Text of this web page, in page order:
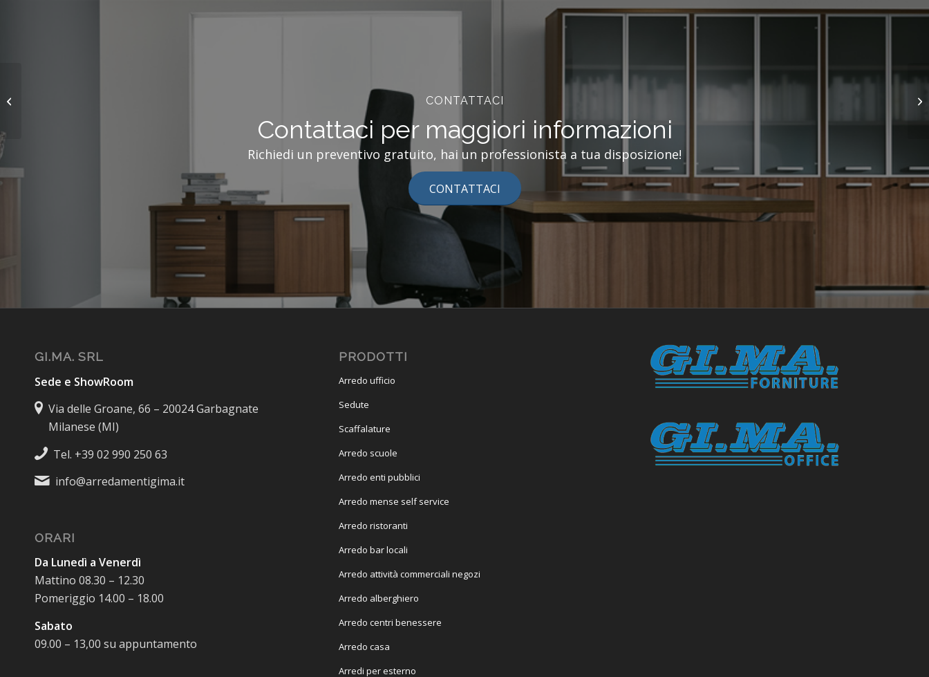
CONTATTACI
Contattaci per maggiori informazioni
Richiedi un preventivo gratuito, hai un professionista a tua disposizione!
CONTATTACI
GI.MA. SRL
Sede e ShowRoom
Via delle Groane, 66 – 20024 Garbagnate
Milanese (MI)
Tel. +39 02 990 250 63
info@arredamentigima.it
ORARI
Da Lunedì a Venerdì
Mattino 08.30 – 12.30
Pomeriggio 14.00 – 18.00
Sabato
09.00 – 13,00 su appuntamento
PRODOTTI
Arredo ufficio
Sedute
Scaffalature
Arredo scuole
Arredo enti pubblici
Arredo mense self service
Arredo ristoranti
Arredo bar locali
Arredo attività commerciali negozi
Arredo alberghiero
Arredo centri benessere
Arredo casa
Arredi per esterno